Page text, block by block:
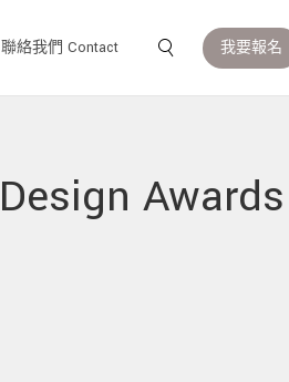
聯絡我們 Contact 我要報名
Awards